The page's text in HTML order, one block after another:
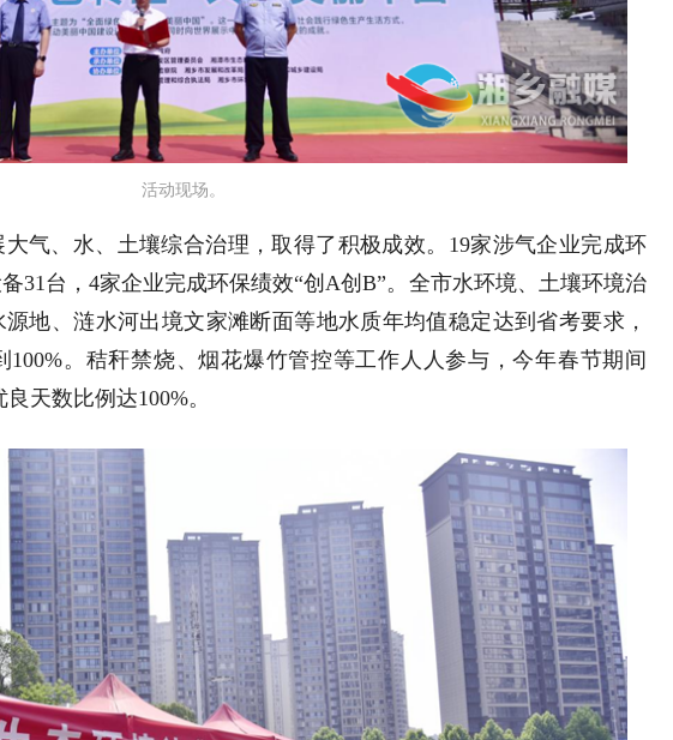
活动现场。
气、水、土壤综合治理，取得了积极成效。19家涉气企业完成环
31台，4家企业完成环保绩效“创A创B”。全市水环境、土壤环境治
地、涟水河出境文家滩断面等地水质年均值稳定达到省考要求，
。秸秆禁烧、烟花爆竹管控等工作人人参与，今年春节期间
天数比例达100%。